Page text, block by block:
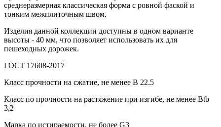
среднеразмерная классическая форма с ровной фаской и
тонким межплиточным швом.
Изделия данной коллекции доступны в одном варианте
высоты - 40 мм, что позволяет использовать их для
пешеходных дорожек.
ГОСТ 17608-2017
Класс прочности на сжатие, не менее В 22.5
Класс по прочности на растяжение при изгибе, не менее Вtb
3,2
Марка по истираемости, не более G3